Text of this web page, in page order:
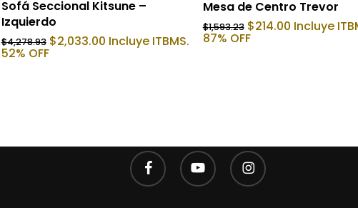
Sofá Seccional Kitsune –
Izquierdo
$4,278.93 El
precio
$2,033.00El
precio
Incluye ITBMS.
52% OFF
Mesa de Centro Trevor
$1,593.23 El
precio
$214.00El
precio
Incluye
87% OFF
facebook youtube instagram